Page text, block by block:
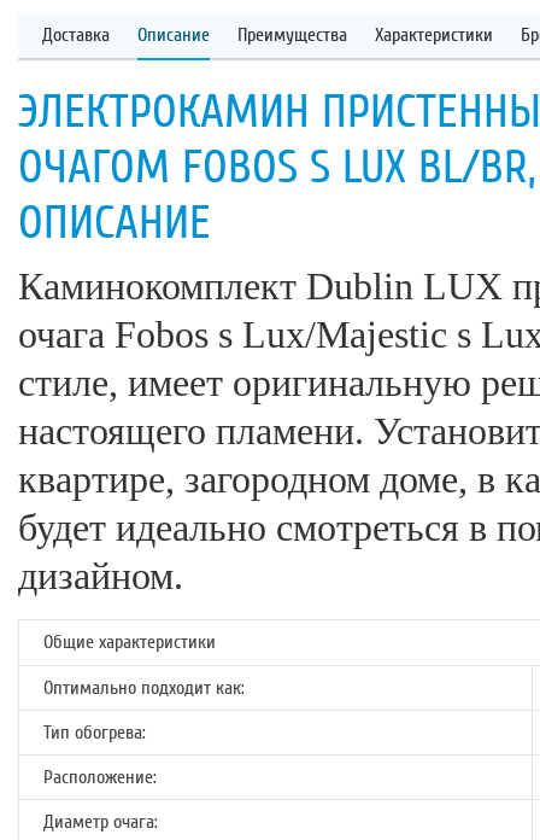
Доставка Описание Преимущества Характеристики
ЭЛЕКТРОКАМИН ПРИСТЕННЫЙ
ОЧАГОМ FOBOS S LUX BL/
ОПИСАНИЕ
Каминокомплект Dublin LUX
очага Fobos s Lux/Majestic s
стиле, имеет оригинальную
настоящего пламени.
квартире, загородном доме, в
будет идеально смотреться в
дизайном.
Общие характеристики
Оптимально подходит как:
Тип обогрева:
Расположение:
Диаметр очага: